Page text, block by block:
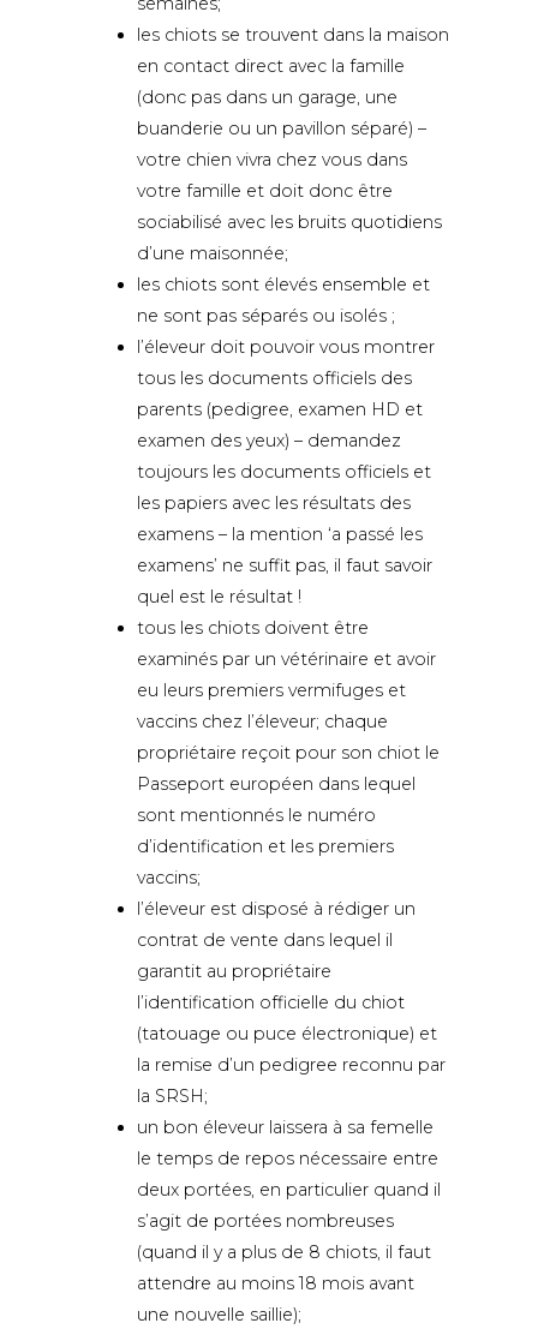
les chiots se trouvent dans la maison
en contact direct avec la famille
(donc pas dans un garage, une
buanderie ou un pavillon séparé) –
votre chien vivra chez vous dans
votre famille et doit donc être
sociabilisé avec les bruits quotidiens
d’une maisonnée;
les chiots sont élevés ensemble et
ne sont pas séparés ou isolés ;
l’éleveur doit pouvoir vous montrer
tous les documents officiels des
parents (pedigree, examen HD et
examen des yeux) – demandez
toujours les documents officiels et
les papiers avec les résultats des
examens – la mention ‘a passé les
examens’ ne suffit pas, il faut savoir
quel est le résultat !
tous les chiots doivent être
examinés par un vétérinaire et avoir
eu leurs premiers vermifuges et
vaccins chez l’éleveur; chaque
propriétaire reçoit pour son chiot le
Passeport européen dans lequel
sont mentionnés le numéro
d’identification et les premiers
vaccins;
l’éleveur est disposé à rédiger un
contrat de vente dans lequel il
garantit au propriétaire
l’identification officielle du chiot
(tatouage ou puce électronique) et
la remise d’un pedigree reconnu par
la SRSH;
un bon éleveur laissera à sa femelle
le temps de repos nécessaire entre
deux portées, en particulier quand il
s’agit de portées nombreuses
(quand il y a plus de 8 chiots, il faut
attendre au moins 18 mois avant
une nouvelle saillie);